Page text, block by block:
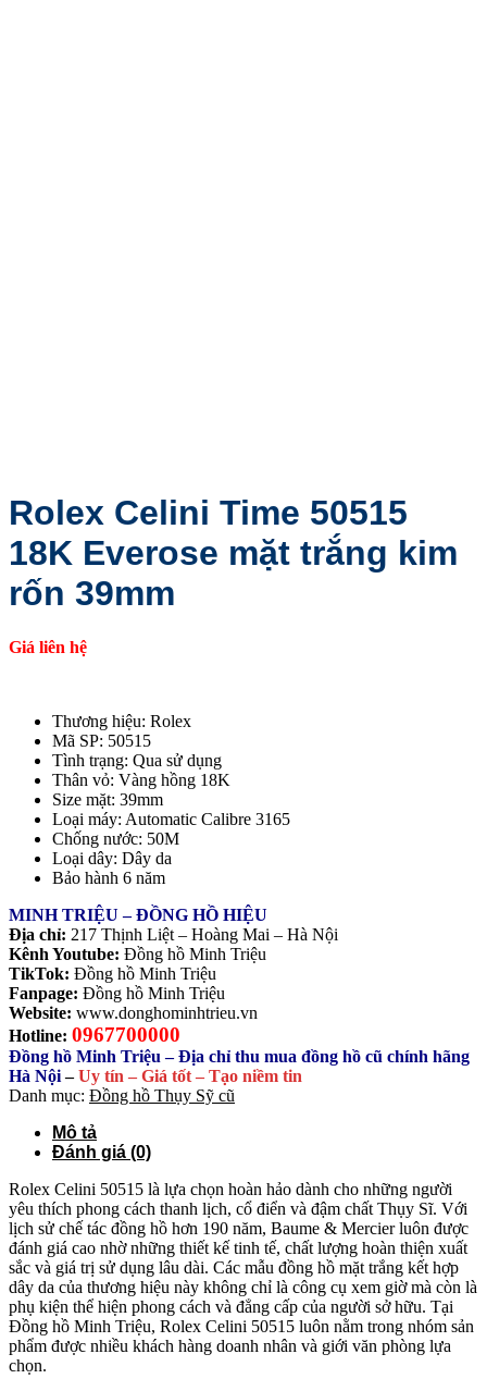
Rolex Celini Time 50515
18K Everose mặt trắng kim
rốn 39mm
Giá liên hệ
Thương hiệu: Rolex
Mã SP: 50515
Tình trạng: Qua sử dụng
Thân vỏ: Vàng hồng 18K
Size mặt: 39mm
Loại máy: Automatic Calibre 3165
Chống nước: 50M
Loại dây: Dây da
Bảo hành 6 năm
MINH TRIỆU – ĐỒNG HỒ HIỆU
Địa chỉ: 217 Thịnh Liệt – Hoàng Mai – Hà Nội
Kênh Youtube: Đồng hồ Minh Triệu
TikTok: Đồng hồ Minh Triệu
Fanpage: Đồng hồ Minh Triệu
Website: www.donghominhtrieu.vn
Hotline: 0967700000
Đồng hồ Minh Triệu – Địa chỉ thu mua đồng hồ cũ chính hãng
Hà Nội–Uy tín – Giá tốt – Tạo niềm tin
Danh mục: Đồng hồ Thụy Sỹ cũ
Mô tả
Đánh giá (0)
Rolex Celini 50515 là lựa chọn hoàn hảo dành cho những người
yêu thích phong cách thanh lịch, cổ điển và đậm chất Thụy Sĩ. Với
lịch sử chế tác đồng hồ hơn 190 năm, Baume & Mercier luôn được
đánh giá cao nhờ những thiết kế tinh tế, chất lượng hoàn thiện xuất
sắc và giá trị sử dụng lâu dài. Các mẫu đồng hồ mặt trắng kết hợp
dây da của thương hiệu này không chỉ là công cụ xem giờ mà còn là
phụ kiện thể hiện phong cách và đẳng cấp của người sở hữu. Tại
Đồng hồ Minh Triệu, Rolex Celini 50515 luôn nằm trong nhóm sản
phẩm được nhiều khách hàng doanh nhân và giới văn phòng lựa
chọn.